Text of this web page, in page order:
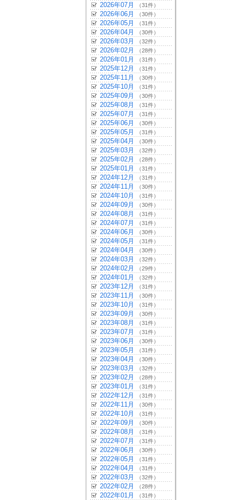
2026年07月 （31件）
2026年06月 （30件）
2026年05月 （31件）
2026年04月 （30件）
2026年03月 （32件）
2026年02月 （28件）
2026年01月 （31件）
2025年12月 （31件）
2025年11月 （30件）
2025年10月 （31件）
2025年09月 （30件）
2025年08月 （31件）
2025年07月 （31件）
2025年06月 （30件）
2025年05月 （31件）
2025年04月 （30件）
2025年03月 （32件）
2025年02月 （28件）
2025年01月 （31件）
2024年12月 （31件）
2024年11月 （30件）
2024年10月 （31件）
2024年09月 （30件）
2024年08月 （31件）
2024年07月 （31件）
2024年06月 （30件）
2024年05月 （31件）
2024年04月 （30件）
2024年03月 （32件）
2024年02月 （29件）
2024年01月 （32件）
2023年12月 （31件）
2023年11月 （30件）
2023年10月 （31件）
2023年09月 （30件）
2023年08月 （31件）
2023年07月 （31件）
2023年06月 （30件）
2023年05月 （31件）
2023年04月 （30件）
2023年03月 （32件）
2023年02月 （28件）
2023年01月 （31件）
2022年12月 （31件）
2022年11月 （30件）
2022年10月 （31件）
2022年09月 （30件）
2022年08月 （31件）
2022年07月 （31件）
2022年06月 （30件）
2022年05月 （31件）
2022年04月 （31件）
2022年03月 （32件）
2022年02月 （28件）
2022年01月 （31件）